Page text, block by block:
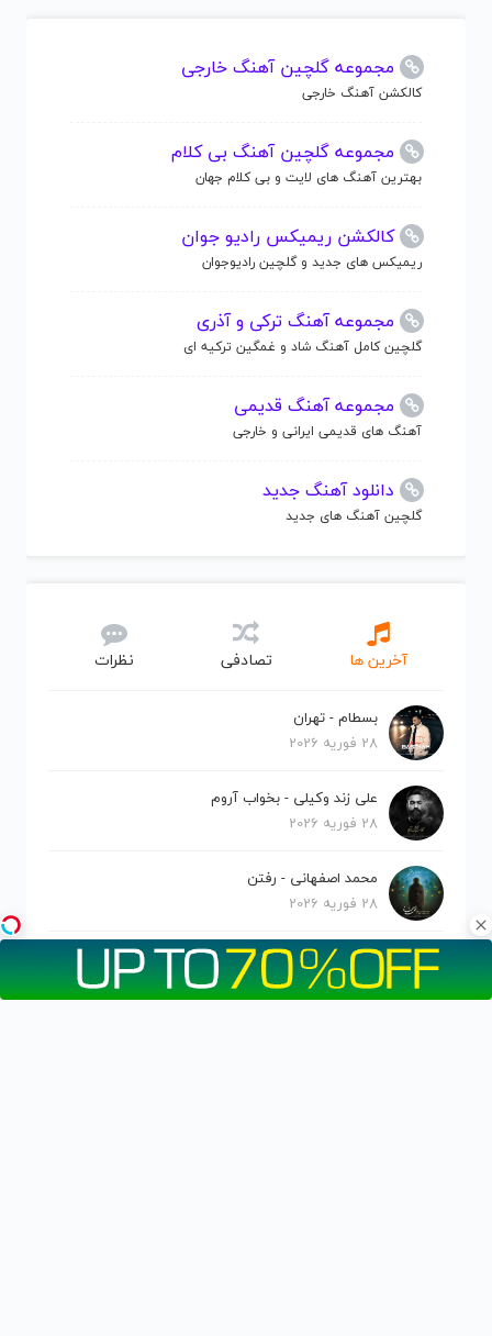
مجموعه گلچین آهنگ خارجی
کالکشن آهنگ خارجی
مجموعه گلچین آهنگ بی کلام
بهترین آهنگ های لایت و بی کلام جهان
کالکشن ریمیکس رادیو جوان
ریمیکس های جدید و گلچین رادیوجوان
مجموعه آهنگ ترکی و آذری
گلچین کامل آهنگ شاد و غمگین ترکیه ای
مجموعه آهنگ قدیمی
آهنگ های قدیمی ایرانی و خارجی
دانلود آهنگ جدید
گلچین آهنگ های جدید
آخرین ها تصادفی نظرات
بسطام - تهران
28 فوریه 2026
علی زند وکیلی - بخواب آروم
28 فوریه 2026
محمد اصفهانی - رفتن
28 فوریه 2026
روزبه بمانی - آخرالزمون
28 فوریه 2026